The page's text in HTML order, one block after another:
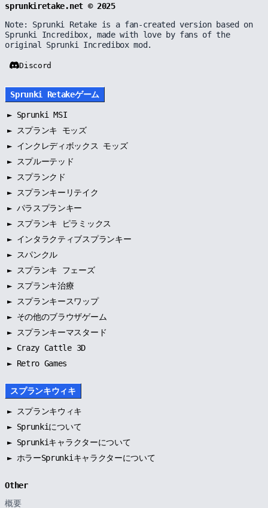
sprunkiretake.net © 2025
Note: Sprunki Retake is a fan-created version based on
Sprunki Incredibox, made with love by fans of the
original Sprunki Incredibox mod.
Discord
Sprunki Retakeゲーム
► Sprunki MSI
►
スプランキ モッズ
► インクレディボックス モッズ
►
スプルーテッド
►
スプランクド
►
スプランキーリテイク
► パラスプランキー
►
スプランキ ピラミックス
► インタラクティブスプランキー
►
スパンクル
►
スプランキ フェーズ
►
スプランキ治療
►
スプランキースワップ
► その他のブラウザゲーム
►
スプランキーマスタード
► Crazy Cattle 3D
► Retro Games
スプランキウィキ
►
スプランキウィキ
► Sprunkiについて
► Sprunkiキャラクターについて
► ホラーSprunkiキャラクターについて
Other
概要